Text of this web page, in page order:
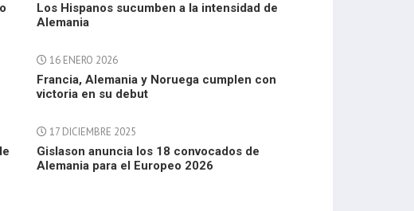
Los Hispanos sucumben a la intensidad de
Alemania
16 ENERO 2026
Francia, Alemania y Noruega cumplen con
victoria en su debut
17 DICIEMBRE 2025
Gislason anuncia los 18 convocados de
Alemania para el Europeo 2026